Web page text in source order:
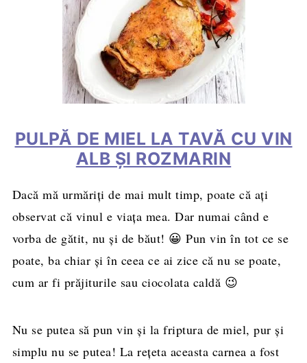
PULPĂ DE MIEL LA TAVĂ CU VIN
ALB ŞI ROZMARIN
Dacă mă urmăriți de mai mult timp, poate că ați
observat că vinul e viața mea. Dar numai când e
vorba de gătit, nu și de băut! 😀 Pun vin în tot ce se
poate, ba chiar și în ceea ce ai zice că nu se poate,
cum ar fi prăjiturile sau ciocolata caldă 😉
Nu se putea să pun vin și la friptura de miel, pur și
simplu nu se putea! La rețeta aceasta carnea a fost